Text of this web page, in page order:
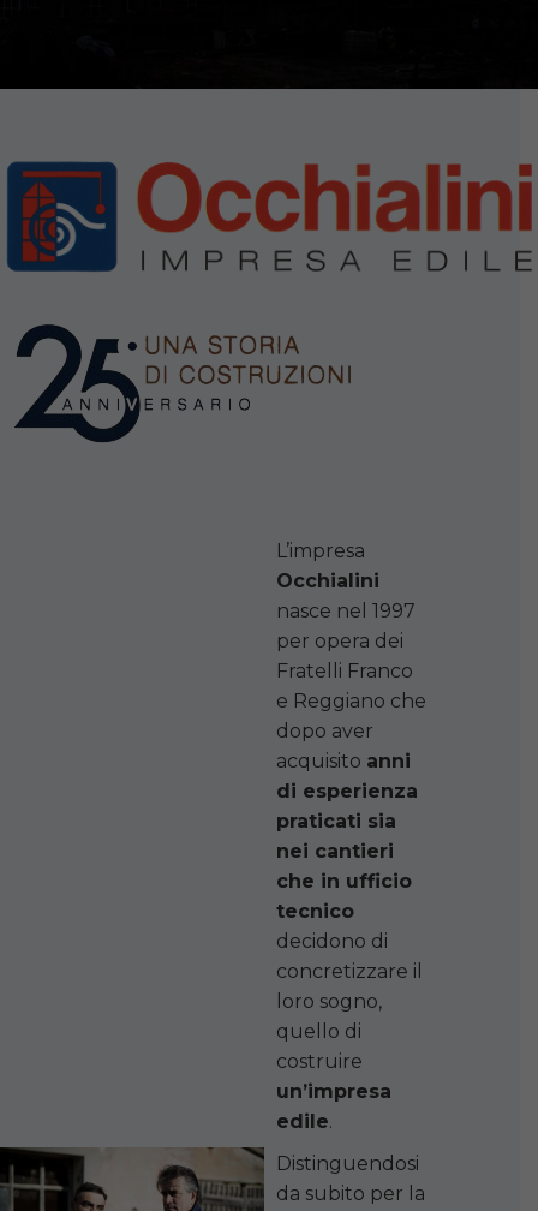
L’impresa
Occhialini
nasce nel 1997
per opera dei
Fratelli Franco
e Reggiano che
dopo aver
acquisito anni
di esperienza
praticati sia
nei cantieri
che in ufficio
tecnico
decidono di
concretizzare il
loro sogno,
quello di
costruire
un’impresa
edile.
Distinguendosi
da subito per la